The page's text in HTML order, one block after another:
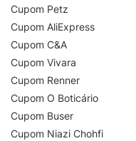
Cupom Petz
Cupom AliExpress
Cupom C&A
Cupom Vivara
Cupom Renner
Cupom O Boticário
Cupom Buser
Cupom Niazi Chohfi